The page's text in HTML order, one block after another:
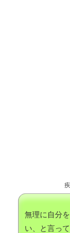
無理に自分
い、と言っ